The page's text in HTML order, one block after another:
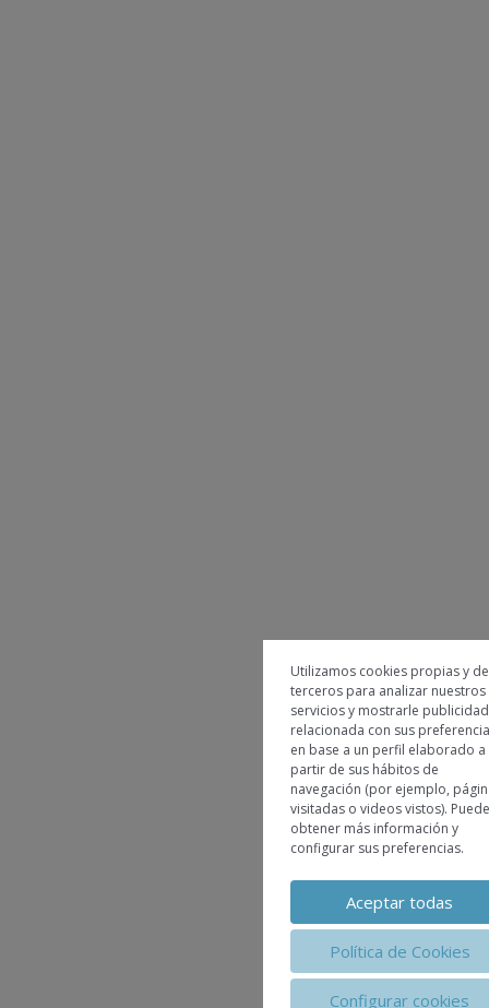
Utilizamos cookies propias y de
terceros para analizar nuestros
servicios y mostrarle publicidad
relacionada con sus
en base a un perfil elaborado a
partir de sus hábitos de
navegación (por ejemplo,
visitadas o videos vistos).
obtener más información y
configurar sus preferencias.
Aceptar todas
Política de Cookies
Configurar cookies